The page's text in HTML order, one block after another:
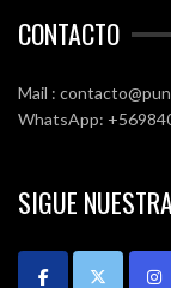
CONTACTO
Mail :
WhatsApp:
SIGUE